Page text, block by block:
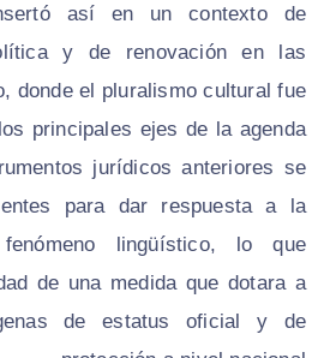
así en un contexto de
y de renovación en las
donde el pluralismo cultural fue
principales ejes de la agenda
jurídicos anteriores se
para dar respuesta a la
lingüístico, lo que
de una medida que dotara a
de estatus oficial y de